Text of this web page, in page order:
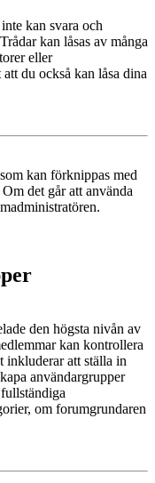
kan svara och
kan låsas av många
eller
du också kan låsa dina
kan förknippas med
det går att använda
den högsta nivån av
kan kontrollera
inkluderar att ställa in
användargrupper
om forumgrundaren